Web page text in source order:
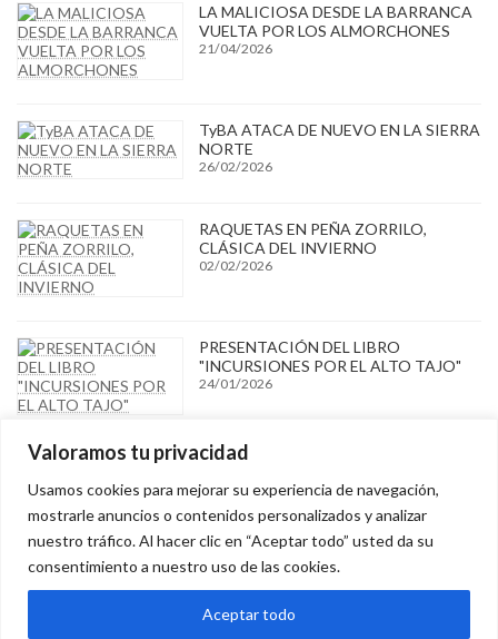
Valoramos tu privacidad
Usamos cookies para mejorar su experiencia de navegación,
mostrarle anuncios o contenidos personalizados y analizar
nuestro tráfico. Al hacer clic en “Aceptar todo” usted da su
consentimiento a nuestro uso de las cookies.
Aceptar todo
LA MALICIOSA DESDE LA BARRANCA
VUELTA POR LOS ALMORCHONES
21/04/2026
TyBA ATACA DE NUEVO EN LA SIERRA
NORTE
26/02/2026
RAQUETAS EN PEÑA ZORRILO,
CLÁSICA DEL INVIERNO
02/02/2026
PRESENTACIÓN DEL LIBRO
"INCURSIONES POR EL ALTO TAJO"
24/01/2026
Archivos
Archives